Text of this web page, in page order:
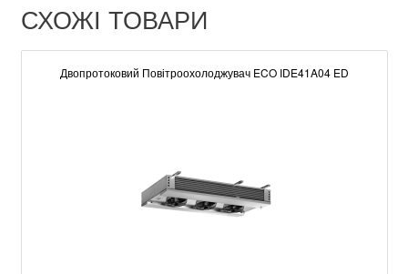
СХОЖІ ТОВАРИ
Двопротоковий Повітроохолоджувач ECO IDE41A04 ED